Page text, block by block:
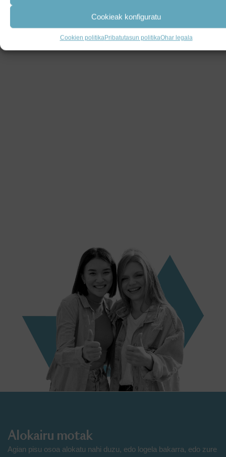
Cookieak konfiguratu
Cookien politikaPribatutasun politikaOhar legala
Alokairu motak
Agian pisu osoa alokatu nahi duzu, edo logela bakarra, edo zure